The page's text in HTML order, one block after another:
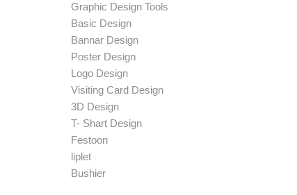
Graphic Design Tools
Basic Design
Bannar Design
Poster Design
Logo Design
Visiting Card Design
3D Design
T- Shart Design
Festoon
liplet
Bushier